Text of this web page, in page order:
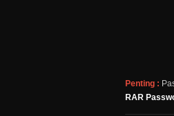
Penting :
RAR